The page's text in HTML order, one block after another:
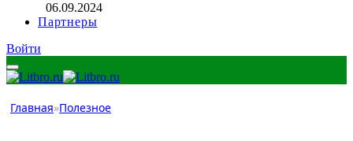
06.09.2024
Партнеры
Войти
Главная»Полезное